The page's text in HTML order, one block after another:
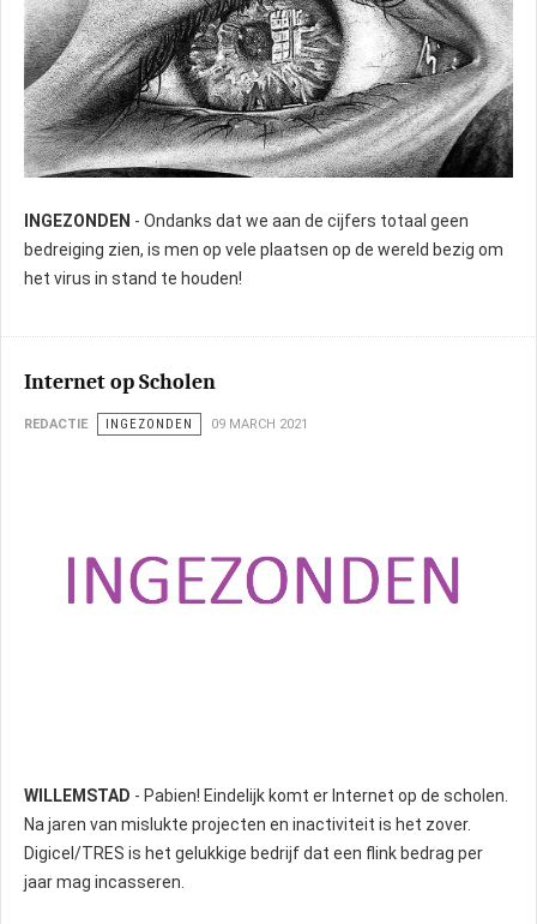
INGEZONDEN - Ondanks dat we aan de cijfers totaal geen
bedreiging zien, is men op vele plaatsen op de wereld bezig om
het virus in stand te houden!
Internet op Scholen
REDACTIE INGEZONDEN 09 MARCH 2021
WILLEMSTAD - Pabien! Eindelijk komt er Internet op de scholen.
Na jaren van mislukte projecten en inactiviteit is het zover.
Digicel/TRES is het gelukkige bedrijf dat een flink bedrag per
jaar mag incasseren.